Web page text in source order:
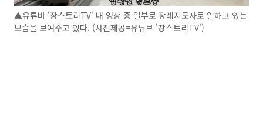
▲유튜버 '장스토리TV' 내 영상 중 일부로 장례지도사로 일하고 있는
모습을 보여주고 있다. (사진제공=유튜브 '장스토리TV')